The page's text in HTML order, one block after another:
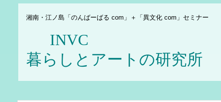
湘南・江ノ島「のんばーばる com」＋「異文化 com」セミナー
暮らしとアートの研究所